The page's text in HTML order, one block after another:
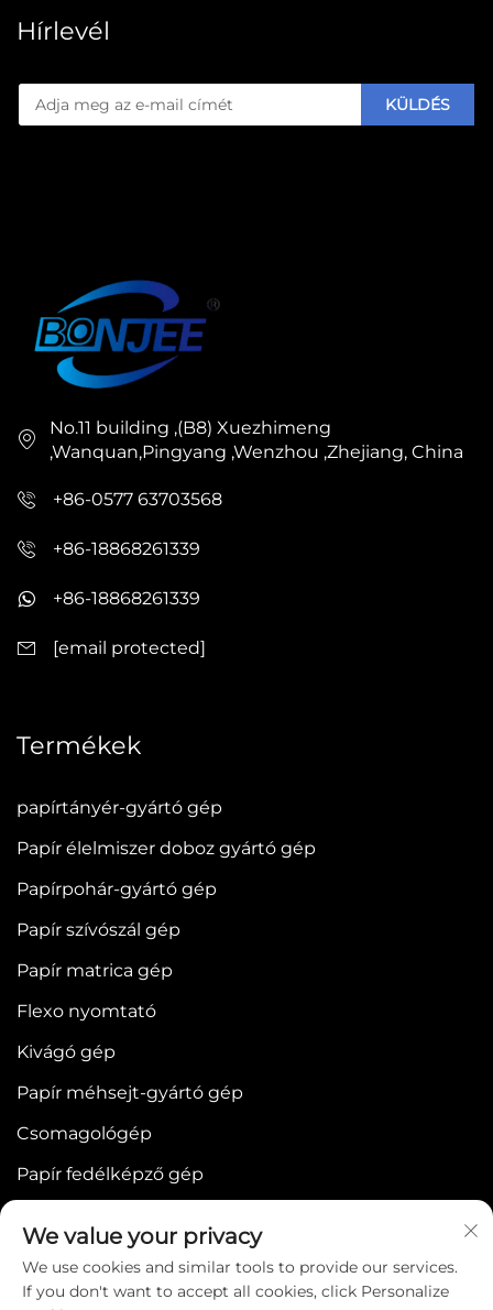
Hírlevél
KÜLDÉS
No.11 building ,(B8) Xuezhimeng
,Wanquan,Pingyang ,Wenzhou ,Zhejiang, China
+86-0577 63703568
+86-18868261339
+86-18868261339
[email protected]
Termékek
papírtányér-gyártó gép
Papír élelmiszer doboz gyártó gép
Papírpohár-gyártó gép
Papír szívószál gép
Papír matrica gép
Flexo nyomtató
Kivágó gép
Papír méhsejt-gyártó gép
Csomagológép
Papír fedélképző gép
We value your privacy
We use cookies and similar tools to provide our services.
If you don't want to accept all cookies, click Personalize